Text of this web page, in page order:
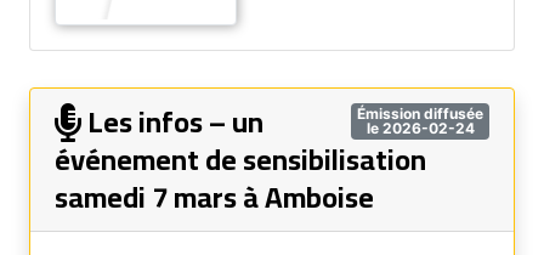
Émission diffusée
le 2026-02-24
Les infos – un
événement de sensibilisation
samedi 7 mars à Amboise